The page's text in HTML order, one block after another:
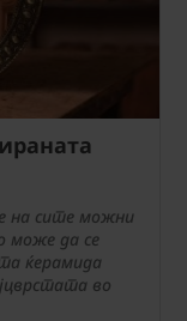
на сите можни
може да се
ќерамида
во